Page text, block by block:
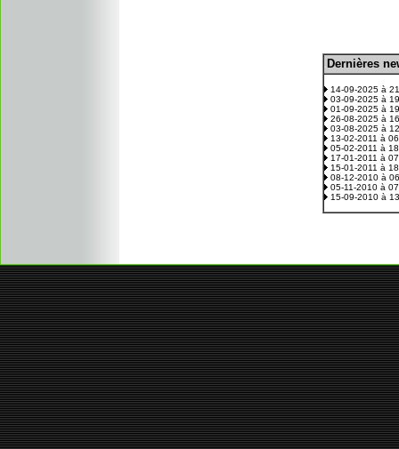
Dernières
14-09-2025 à
03-09-2025 à
01-09-2025 à
26-08-2025 à
03-08-2025 à
13-02-2011 à
05-02-2011 à
17-01-2011 à
15-01-2011 à
08-12-2010 à
05-11-2010 à
15-09-2010 à